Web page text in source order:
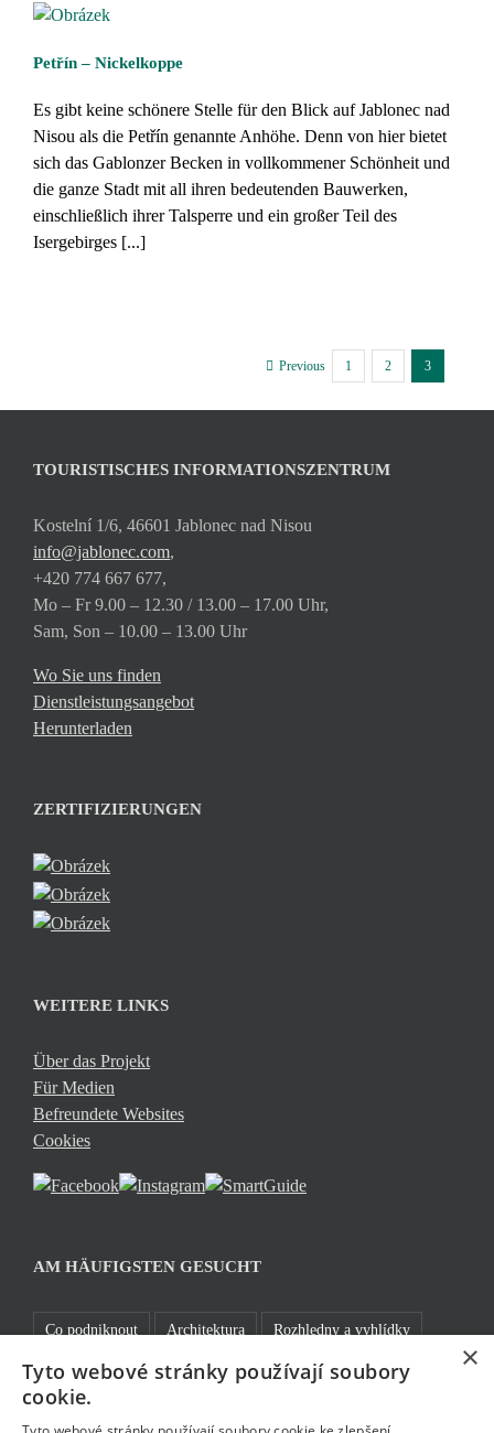
Petřín – Nickelkoppe
Es gibt keine schönere Stelle für den Blick auf Jablonec nad
Nisou als die Petřín genannte Anhöhe. Denn von hier bietet
sich das Gablonzer Becken in vollkommener Schönheit und
die ganze Stadt mit all ihren bedeutenden Bauwerken,
einschließlich ihrer Talsperre und ein großer Teil des
Isergebirges [...]
Previous 1 2 3
TOURISTISCHES INFORMATIONSZENTRUM
Kostelní 1/6, 46601 Jablonec nad Nisou
info@jablonec.com,
+420 774 667 677,
Mo – Fr 9.00 – 12.30 / 13.00 – 17.00 Uhr,
Sam, Son – 10.00 – 13.00 Uhr
Wo Sie uns finden
Dienstleistungsangebot
Herunterladen
ZERTIFIZIERUNGEN
WEITERE LINKS
Über das Projekt
Für Medien
Befreundete Websites
Cookies
AM HÄUFIGSTEN GESUCHT
Co podniknout Architektura Rozhledny a vyhlídky
Kam za sportem Jablonecké moře Praktické informace
Cyklistika
×
Tyto webové stránky používají soubory
cookie.